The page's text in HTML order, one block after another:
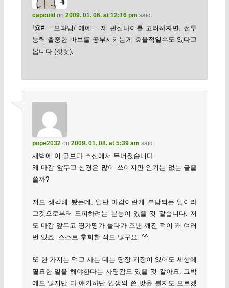
capcold on 2009. 01. 06. at 12:16 pm said:
!@#… 모과님/ 에에… 제 관절나이를 고려하자면, 전투
능력 출중한 바보를 공부시키는게 효율적일수도 있다고
봅니다 (핫핫).
pope2032on 2009. 01. 08. at 5:39 am said:
새벽에 이 글보다 추신에서 무너졌습니다.
왜 마감 앞두고 신경은 많이 쓰이지만 인기는 없는 글을
쓸까?
저도 생각해 봤는데, 일단 마감이란게 부담되는 일이라
그것으로부터 도피하려는 본능이 있을 것 같습니다. 저
도 마감 앞두고 띵가띵가 놀다가 조낸 깨진 적이 꽤 여러
번 있죠. 스스로 후회한 적도 많구요. ^^.
또 한 가지는 먹고 사는 데는 당장 지장이 있어도 세상에
필요한 일을 해야한다는 사명감도 있을 것 같아요. 그밖
에도 많지만 다 얘기하단 인생의 쓴 맛을 볼지도 모르겠